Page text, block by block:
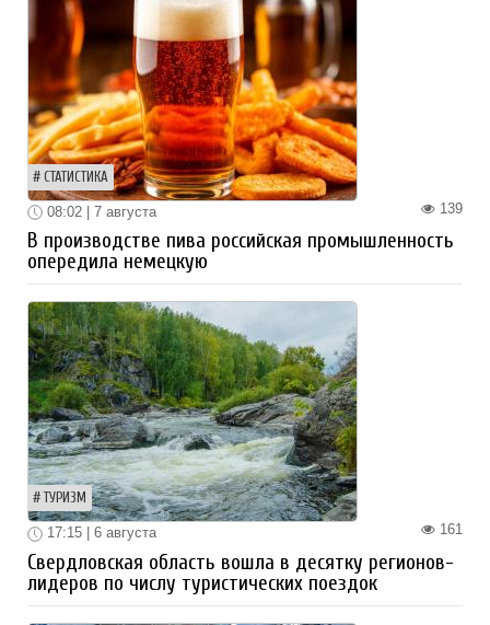
СТАТИСТИКА
139
08:02 | 7 августа
В производстве пива российская промышленность
опередила немецкую
ТУРИЗМ
161
17:15 | 6 августа
Свердловская область вошла в десятку регионов-
лидеров по числу туристических поездок